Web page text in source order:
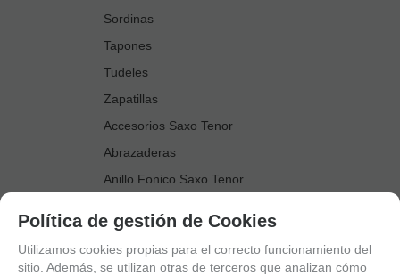
Sordinas
Tapones
Tudeles
Zapatillas
Accesorios Saxo Tenor
Abrazaderas
Anillo Fonico Saxo Tenor
Boquillas
Boquilleros
Política de gestión de Cookies
Utilizamos cookies propias para el correcto funcionamiento del
sitio. Además, se utilizan otras de terceros que analizan cómo